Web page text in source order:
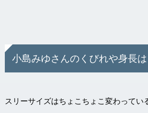
小島みゆさんのくびれや身長は
スリーサイズはちょこちょこ変わってい